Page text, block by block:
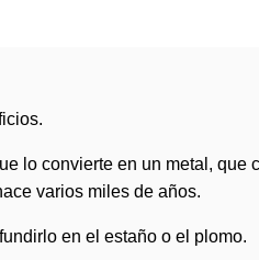
lo convierte en un metal,
varios miles de años.
en el estaño o el plomo.